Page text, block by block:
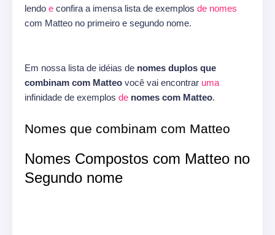
lendo e confira a imensa lista de exemplos de nomes
com Matteo no primeiro e segundo nome.
Em nossa lista de idéias de nomes duplos que
combinam com Matteo você vai encontrar uma
infinidade de exemplos de nomes com Matteo.
Nomes que combinam com Matteo
Nomes Compostos com Matteo no
Segundo nome